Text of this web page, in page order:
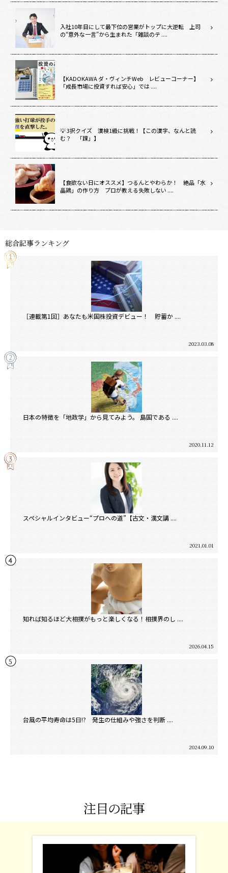
入社10年目にして最下位の営業がトップに大逆転 上司
の“意外な一言”から生まれた「雑談のテ ....
【KADOKAWA ダ・ヴィンチWeb レビューコーナー】
「成長市場に投資すれば安心」では ....
💡 3択クイズ 漢検1級に挑戦！【この漢字、なんと読
む？ 「踝」】
【食欲ない日にオススメ】つるんとやわらか！ 絶品「水
晶鶏」の作り方 プロが教える失敗しない ....
総合記事ランキング
［連載第1回］あなたも米国株投資デビュー！ 貯蓄か ....
2023.03.08
日本の特徴を「地政学」から見てみよう。 島国である ....
2020.11.12
スペシャルインタビュー“プロへの道”【古文・漢文講 ....
2021.01.01
知れば知るほど大相撲がもっと楽しくなる！相撲界のし ....
2026.04.15
台風の平均寿命は5日!? 発生の仕組みや強さを判断 ....
2024.09.10
注目の記事